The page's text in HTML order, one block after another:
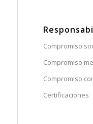
Compromiso
Compromiso
Compromiso
Certificaciones